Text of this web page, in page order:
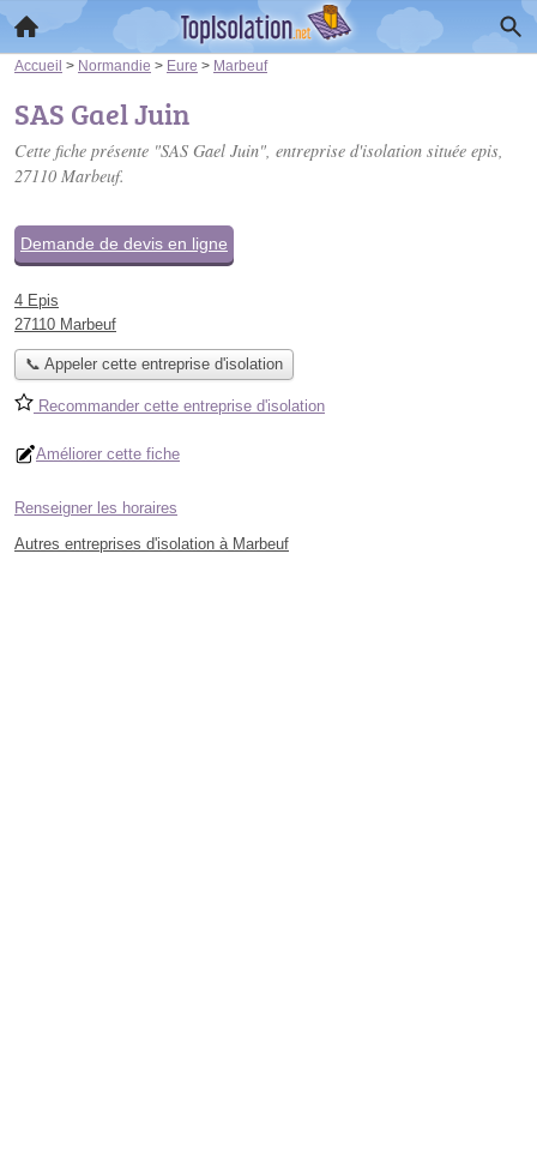
Accueil > Normandie > Eure > Marbeuf
SAS Gael Juin
Cette fiche présente "SAS Gael Juin", entreprise d'isolation située epis,
27110 Marbeuf.
Demande de devis en ligne
4 Epis
27110 Marbeuf
📞 Appeler cette entreprise d'isolation
Recommander cette entreprise d'isolation
Améliorer cette fiche
Renseigner les horaires
Autres entreprises d'isolation à Marbeuf